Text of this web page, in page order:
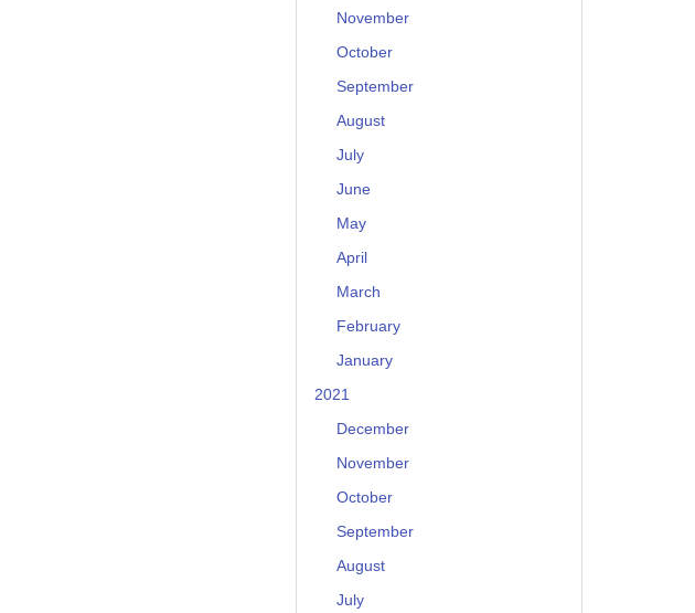
November
October
September
August
July
June
May
April
March
February
January
2021
December
November
October
September
August
July